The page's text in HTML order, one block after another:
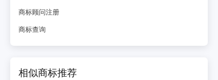
商标顾问注册
商标查询
相似商标推荐